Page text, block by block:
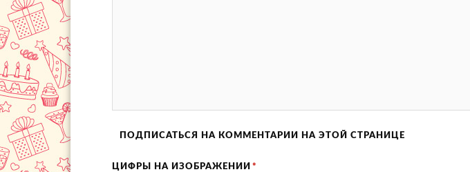
ПОДПИСАТЬСЯ НА КОММЕНТАРИИ НА ЭТОЙ СТРАНИЦЕ
ЦИФРЫ НА ИЗОБРАЖЕНИИ *